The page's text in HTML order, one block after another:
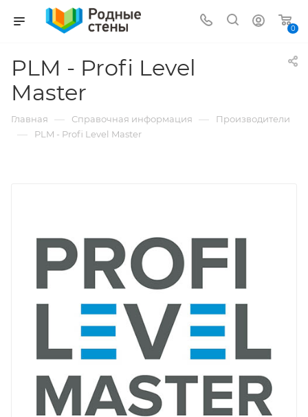
0
PLM - Profi Level
Master
Главная — Справочная информация — Производители
— PLM - Profi Level Master